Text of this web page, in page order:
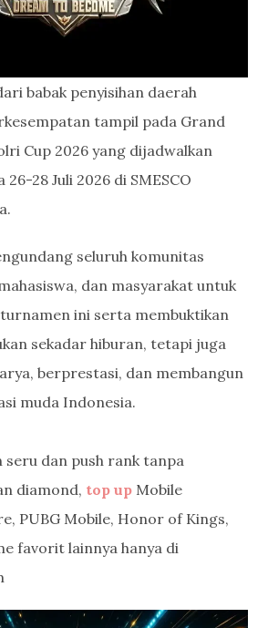
babak penyisihan daerah
tampil pada Grand
Cup 2026 yang dijadwalkan
28 Juli 2026 di SMESCO
seluruh komunitas
dan masyarakat untuk
ini serta membuktikan
sekadar hiburan, tetapi juga
berprestasi, dan membangun
muda Indonesia.
seru dan push rank tanpa
diamond, top up Mobile
PUBG Mobile, Honor of Kings,
favorit lainnya hanya di